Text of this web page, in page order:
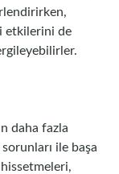
etkilerini de
daha fazla
ile başa